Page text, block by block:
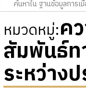
หมวดหมู่:ค
สัมพันธ์ท
ระหว่าง